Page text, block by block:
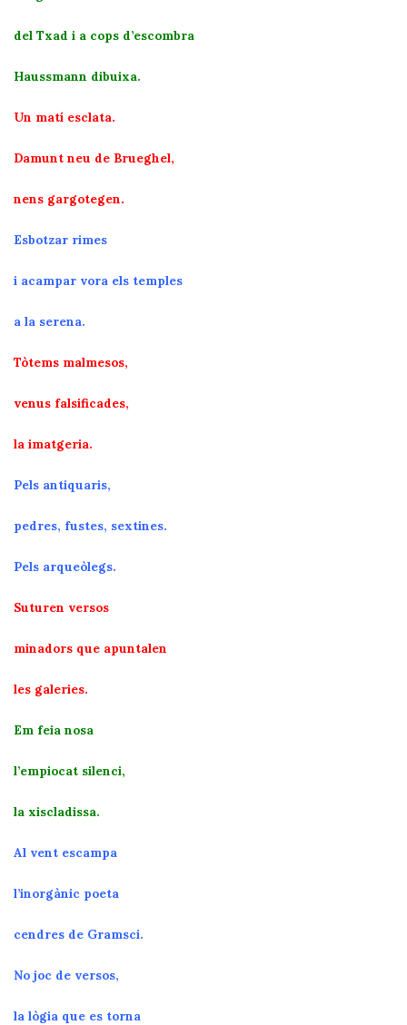
del Txad i a cops d’escombra
Haussmann dibuixa.
Un matí esclata.
Damunt neu de Brueghel,
nens gargotegen.
Esbotzar rimes
i acampar vora els temples
a la serena.
Tòtems malmesos,
venus falsificades,
la imatgeria.
Pels antiquaris,
pedres, fustes, sextines.
Pels arqueòlegs.
Suturen versos
minadors que apuntalen
les galeries.
Em feia nosa
l’empiocat silenci,
la xiscladissa.
Al vent escampa
l’inorgànic poeta
cendres de Gramsci.
No joc de versos,
la lògia que es torna